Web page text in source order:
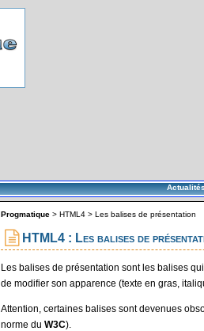
Progmatique > HTML4 > Les balises de présentation
HTML4 : Les balises de
Les balises de présentation sont les balises
de modifier son apparence (texte en gras,
Attention, certaines balises sont devenues
norme du W3C).